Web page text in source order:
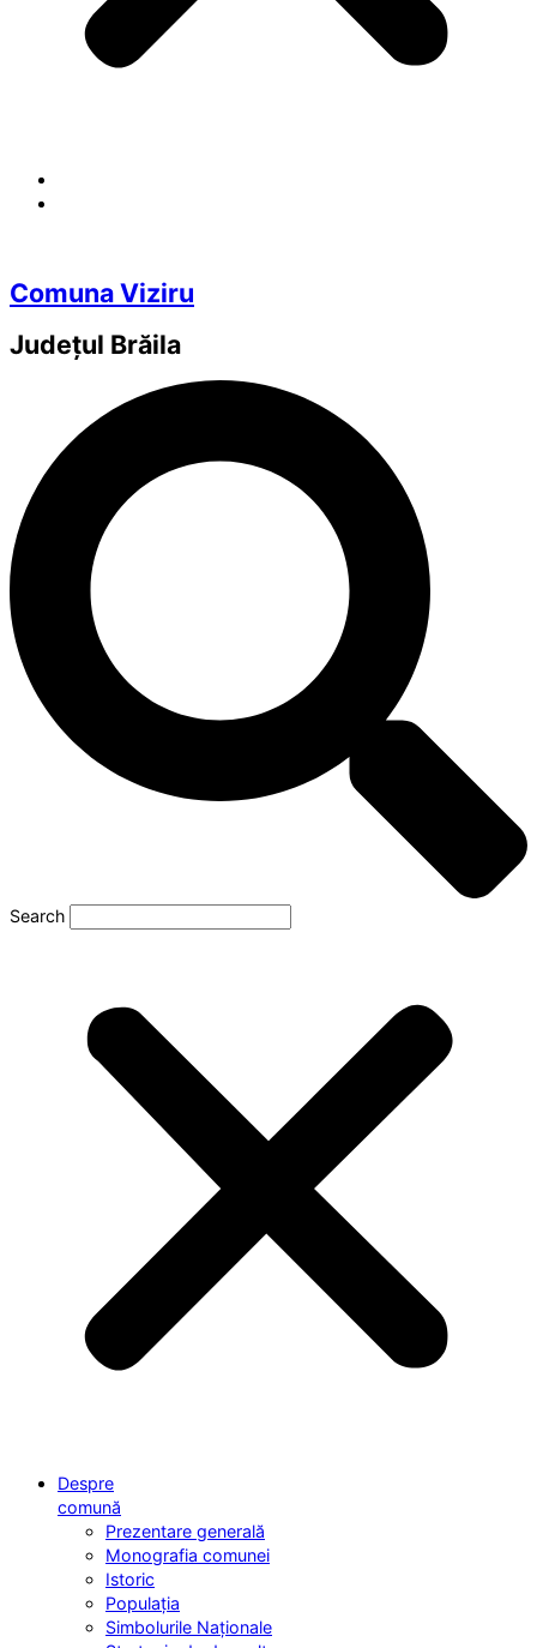
Comuna Viziru
Județul Brăila
Search
Despre
comună
Prezentare generală
Monografia comunei
Istoric
Populația
Simbolurile Naționale